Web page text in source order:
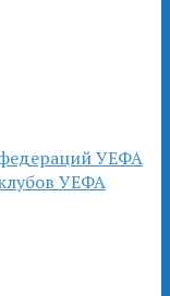
УЕФА
УЕФА